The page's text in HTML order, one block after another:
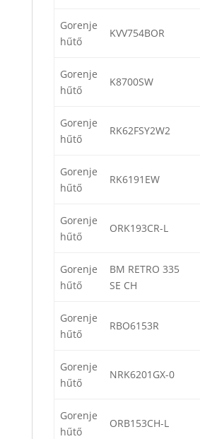
Gorenje
hűtő
KVV754BOR
Gorenje
hűtő
K8700SW
Gorenje
hűtő
RK62FSY2W2
Gorenje
hűtő
RK6191EW
Gorenje
hűtő
ORK193CR-L
Gorenje
hűtő
BM RETRO 335
SE CH
Gorenje
hűtő
RBO6153R
Gorenje
hűtő
NRK6201GX-0
Gorenje
hűtő
ORB153CH-L